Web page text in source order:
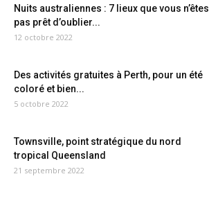
Nuits australiennes : 7 lieux que vous n’êtes
pas prêt d’oublier...
12 octobre 2022
Des activités gratuites à Perth, pour un été
coloré et bien...
5 octobre 2022
Townsville, point stratégique du nord
tropical Queensland
21 septembre 2022